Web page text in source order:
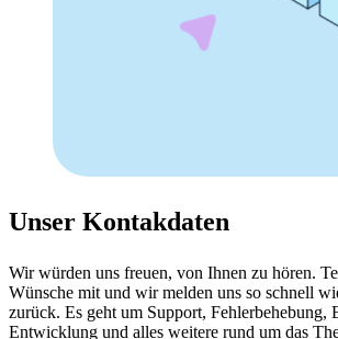
Unser Kontakdaten
Wir würden uns freuen, von Ihnen zu hören.
Wünsche mit und wir melden uns so schnell
zurück. Es geht um Support, Fehlerbehebung,
Entwicklung und alles weitere rund um das